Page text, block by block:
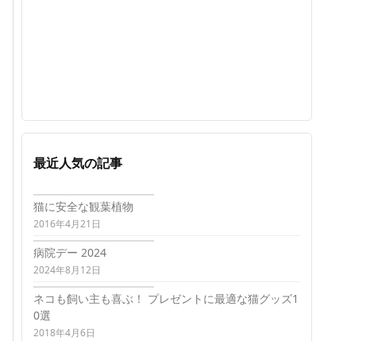
最近人気の記事
猫に安全な観葉植物
2016年4月21日
病院デー 2024
2024年8月12日
ネコも飼い主も喜ぶ！ プレゼントに最適な猫グッズ1
0選
2018年4月6日